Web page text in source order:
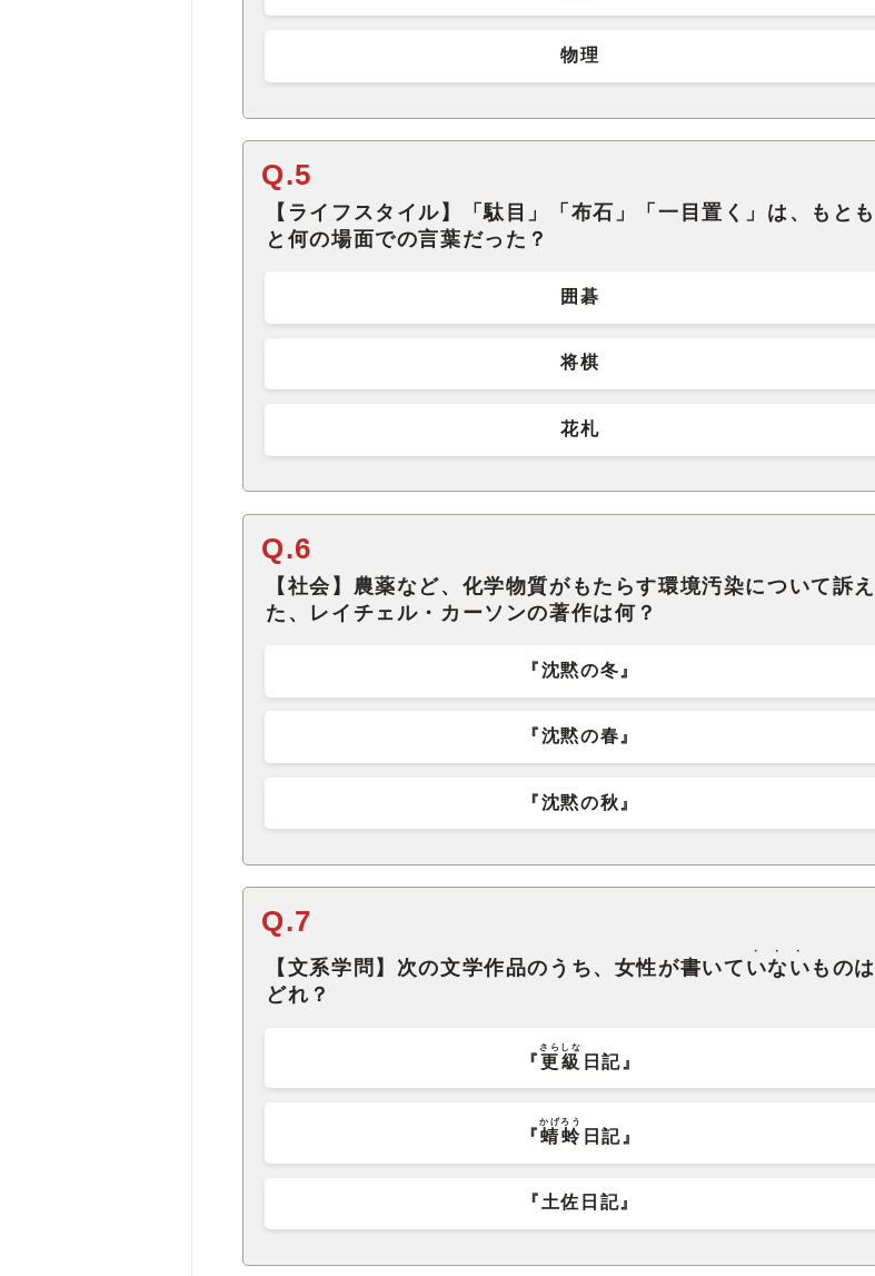
物理
Q.5
【ライフスタイル】「駄目」「布石」「一目置く」は、もとも
と何の場面での言葉だった？
囲碁
将棋
花札
Q.6
【社会】農薬など、化学物質がもたらす環境汚染について訴え
た、レイチェル・カーソンの著作は何？
『沈黙の冬』
『沈黙の春』
『沈黙の秋』
Q.7
【文系学問】次の文学作品のうち、女性が書いて いない
・・・
ものは
どれ？
『更級
さらしな
日記』
『蜻蛉
かげろう
日記』
『土佐日記』